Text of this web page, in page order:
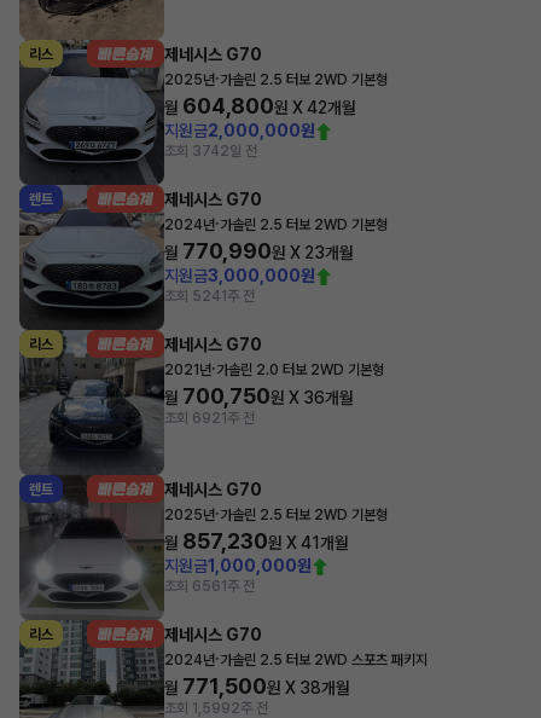
리스 제네시스 G70
2025년·가솔린 2.5 터보 2WD 기본형
월 604,800원 X42개월
지원금2,000,000원
조회 3742일 전
렌트 제네시스 G70
2024년·가솔린 2.5 터보 2WD 기본형
월 770,990원 X 23개월
지원금3,000,000원
조회 5241주 전
리스 제네시스 G70
2021년·가솔린 2.0 터보 2WD 기본형
월 700,750원 X 36개월
조회 6921주 전
렌트 제네시스 G70
2025년·가솔린 2.5 터보 2WD 기본형
월 857,230원 X41개월
지원금1,000,000원
조회 6561주 전
리스 제네시스 G70
2024년·가솔린 2.5 터보 2WD 스포츠 패키지
월 771,500원 X 38개월
조회 1,5992주 전